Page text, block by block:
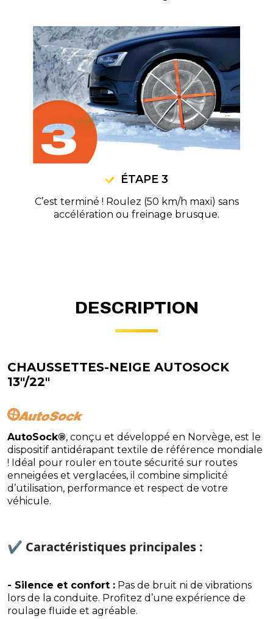
ÉTAPE 3
C’est terminé ! Roulez (50 km/h maxi) sans
accélération ou freinage brusque.
DESCRIPTION
CHAUSSETTES-NEIGE AUTOSOCK
13"/22"
AutoSock®, conçu et développé en Norvège, est le
dispositif antidérapant textile de référence mondiale
! Idéal pour rouler en toute sécurité sur routes
enneigées et verglacées, il combine simplicité
d’utilisation, performance et respect de votre
véhicule.
✔️ Caractéristiques principales :
- Silence et confort : Pas de bruit ni de vibrations
lors de la conduite. Profitez d’une expérience de
roulage fluide et agréable.